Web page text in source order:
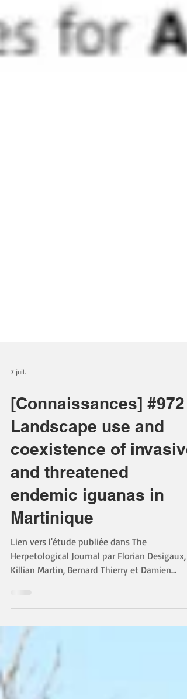
7 juil.
[Connaissances] #972
Landscape use and
coexistence of invasive
and threatened
endemic iguanas in
Martinique
Herpetological Journal par Florian Desigaux,
Chevallier
https://www.thebhs.org/publications/the-
herpetological-journal/volume-36-number-
july-2026/4636-08-landscape-use-and-
coexistence-of-invasive-and-threatened-